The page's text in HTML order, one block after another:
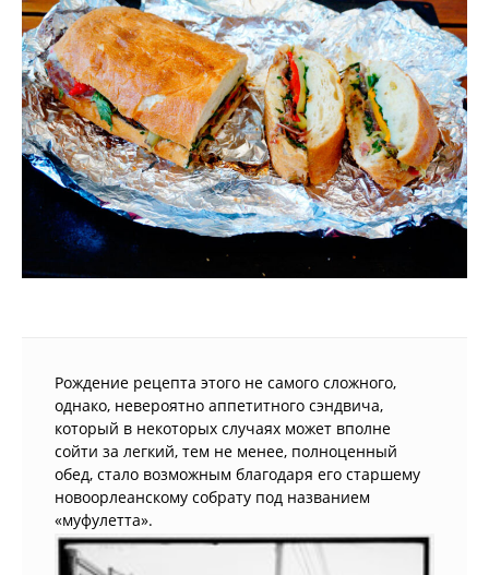
Рождение рецепта этого не самого сложного,
однако, невероятно аппетитного сэндвича,
который в некоторых случаях может вполне
сойти за легкий, тем не менее, полноценный
обед, стало возможным благодаря его старшему
новоорлеанскому собрату под названием
«муфулетта».